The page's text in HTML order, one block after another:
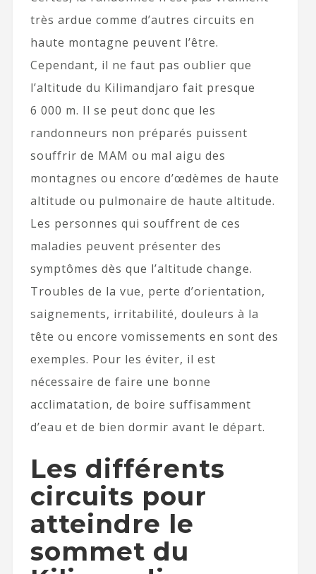
très ardue comme d’autres circuits en
haute montagne peuvent l’être.
Cependant, il ne faut pas oublier que
l’altitude du Kilimandjaro fait presque
6 000 m. Il se peut donc que les
randonneurs non préparés puissent
souffrir de MAM ou mal aigu des
montagnes ou encore d’œdèmes de haute
altitude ou pulmonaire de haute altitude.
Les personnes qui souffrent de ces
maladies peuvent présenter des
symptômes dès que l’altitude change.
Troubles de la vue, perte d’orientation,
saignements, irritabilité, douleurs à la
tête ou encore vomissements en sont des
exemples. Pour les éviter, il est
nécessaire de faire une bonne
acclimatation, de boire suffisamment
d’eau et de bien dormir avant le départ.
Les différents
circuits pour
atteindre le
sommet du